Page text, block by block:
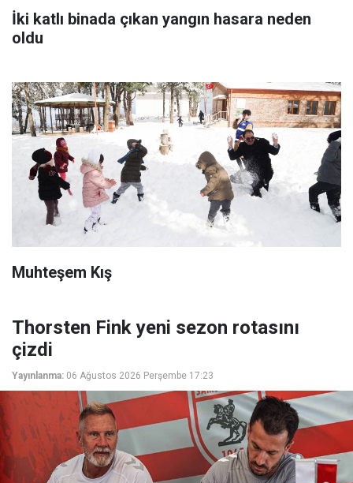
İki katlı binada çıkan yangın hasara neden
oldu
Muhteşem Kış
Thorsten Fink yeni sezon rotasını
çizdi
Yayınlanma: 06 Ağustos 2026 Perşembe 17:23